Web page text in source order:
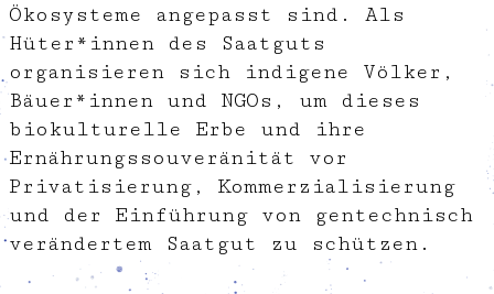
Ökosysteme angepasst sind. Als
Hüter*innen des Saatguts
organisieren sich indigene Völker,
Bäuer*innen und NGOs, um dieses
biokulturelle Erbe und ihre
Ernährungssouveränität vor
Privatisierung, Kommerzialisierung
und der Einführung von gentechnisch
verändertem Saatgut zu schützen.